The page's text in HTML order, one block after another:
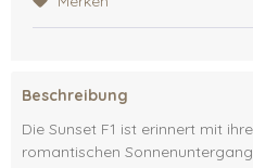
Beschreibung
Die Sunset F1 ist erinnert mit
romantischen